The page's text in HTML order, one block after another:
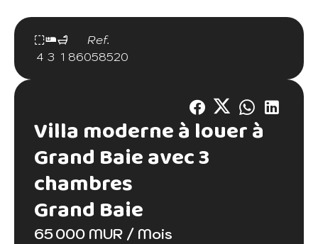
4 3 1
Ref.
86058520
Villa moderne à louer à
Grand Baie avec 3
chambres
Grand Baie
65 000 MUR / Mois